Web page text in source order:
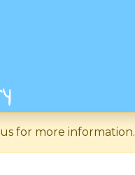
us for more information.